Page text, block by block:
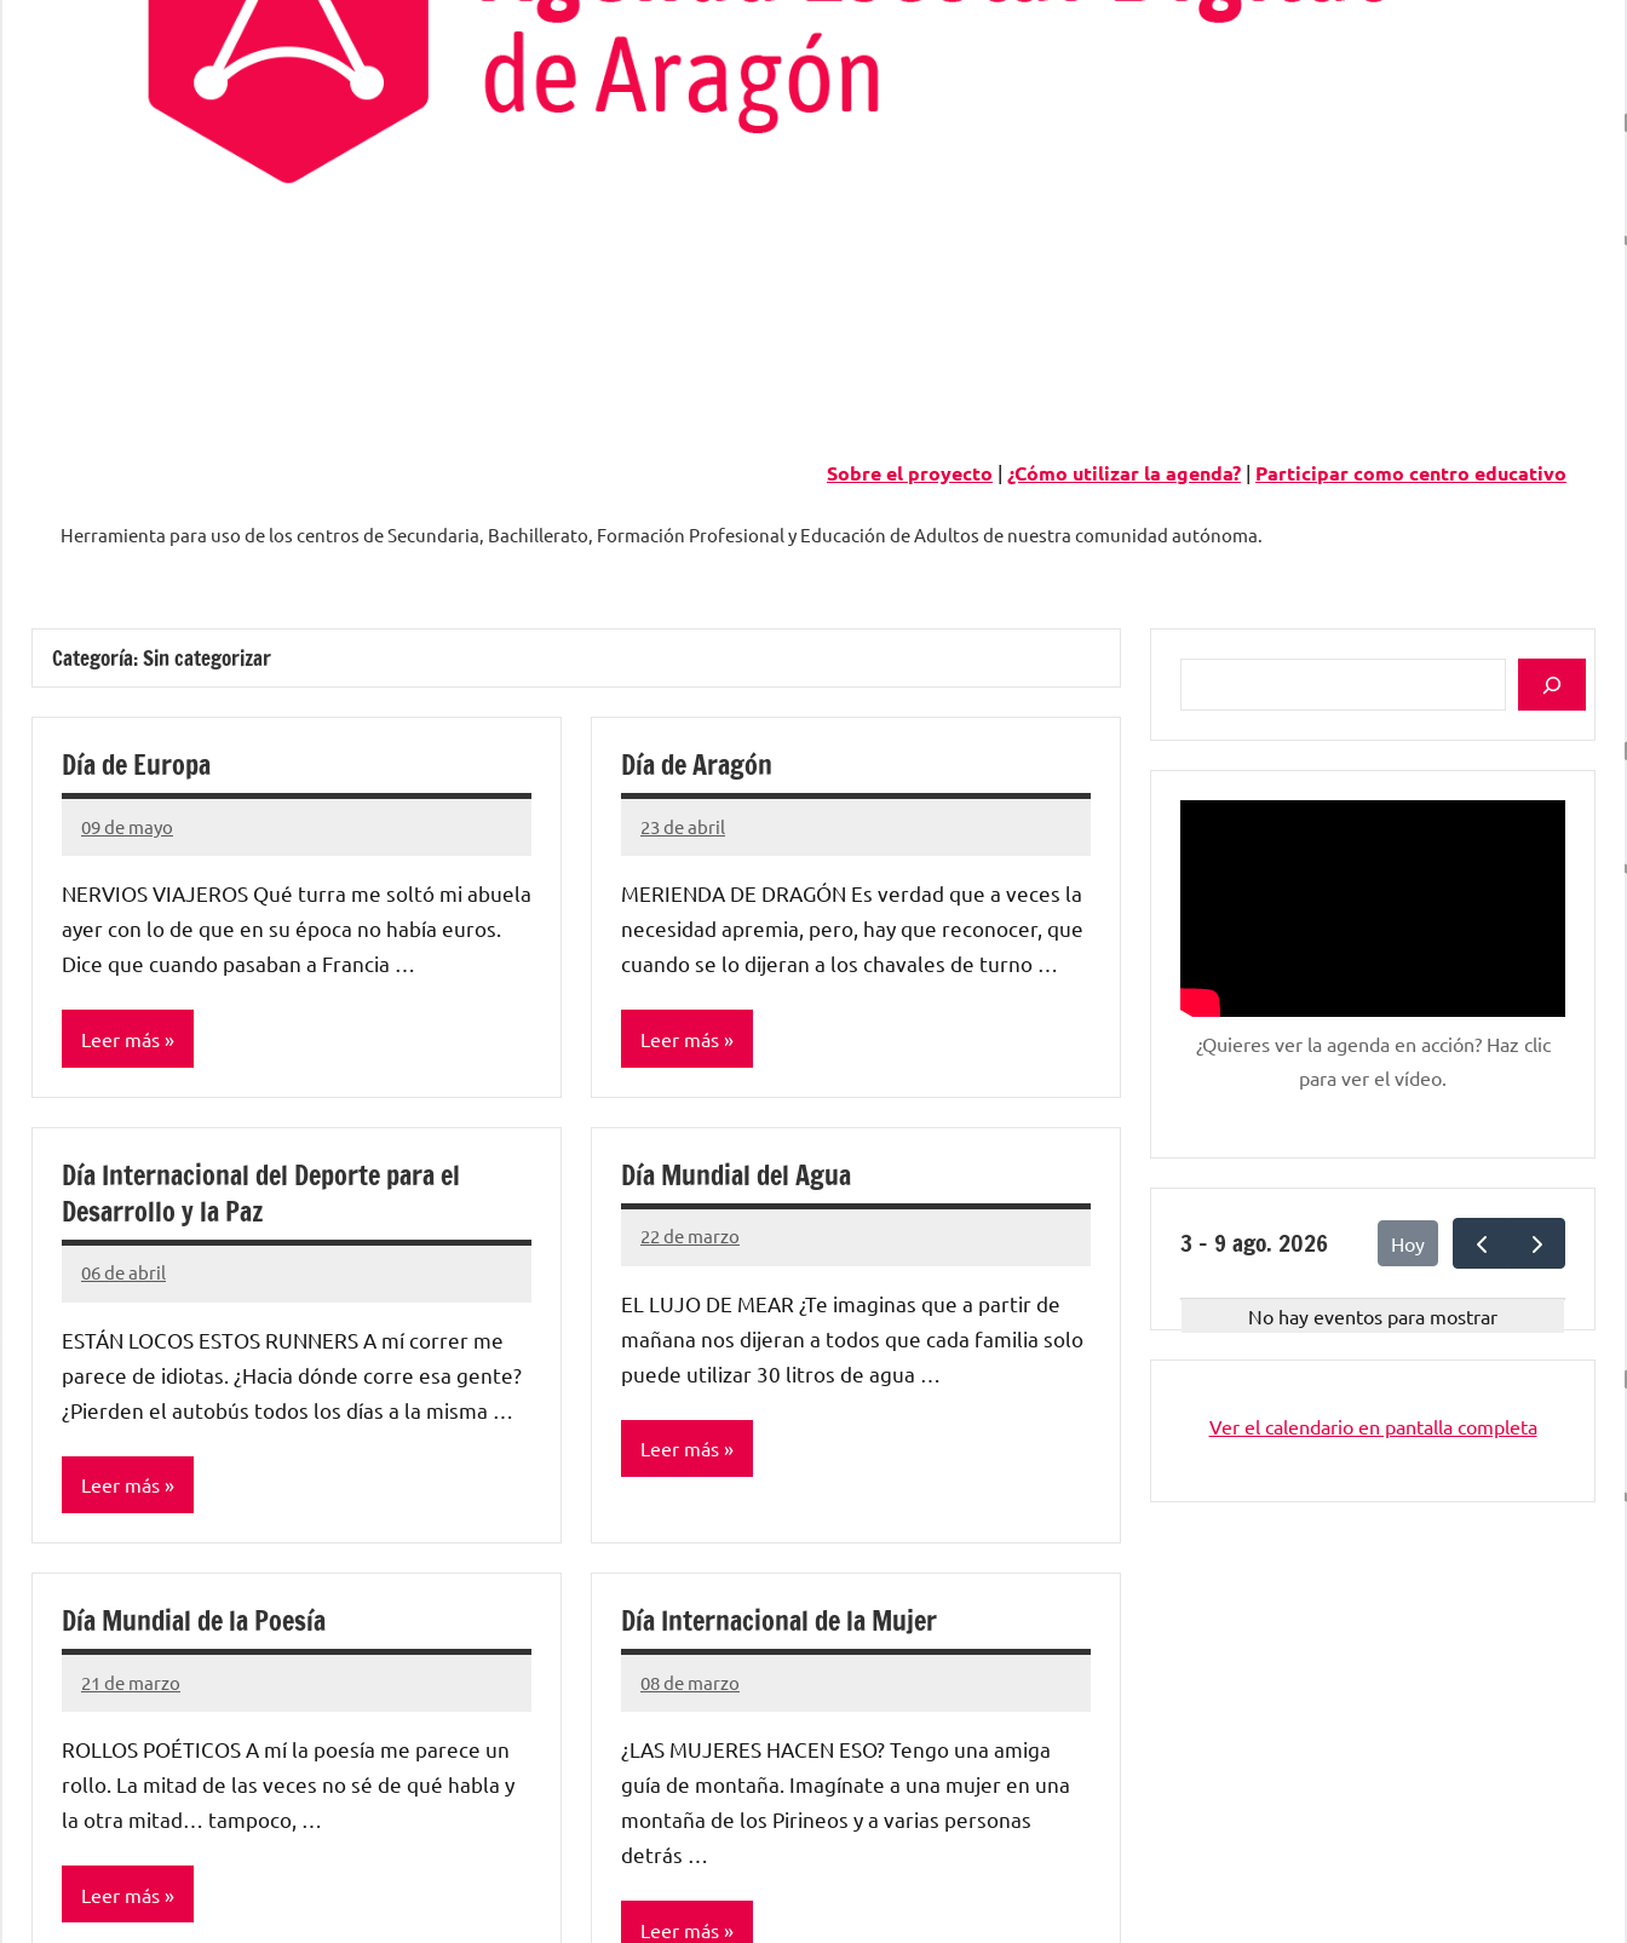
Sobre el proyecto | ¿Cómo utilizar la agenda? | Participar como centro educativo
Agenda
escolar
digital
de
Aragón
Herramienta para uso de los centros de Secundaria, Bachillerato, Formación Profesional y Educación de Adultos de nuestra comunidad autónoma.
Categoría:Sin categorizar
Día de Europa
09 de mayo
Santiago
Subirá
NERVIOS VIAJEROS Qué turra me soltó mi abuela
ayer con lo de que en su época no había euros.
Dice que cuando pasaban a Francia …
Leer más
Día de Aragón
23 de abril
Santiago
Subirá
MERIENDA DE DRAGÓN Es verdad que a veces la
necesidad apremia, pero, hay que reconocer, que
cuando se lo dijeran a los chavales de turno …
Leer más
Día Internacional del Deporte para el
Desarrollo y la Paz
06 de abril
Santiago
Subirá
ESTÁN LOCOS ESTOS RUNNERS A mí correr me
parece de idiotas. ¿Hacia dónde corre esa gente?
¿Pierden el autobús todos los días a la misma …
Leer más
Día Mundial del Agua
22 de marzo
Santiago
Subirá
EL LUJO DE MEAR ¿Te imaginas que a partir de
mañana nos dijeran a todos que cada familia solo
puede utilizar 30 litros de agua …
Leer más
Día Mundial de la Poesía
21 de marzo
Santiago
Subirá
ROLLOS POÉTICOS A mí la poesía me parece un
rollo. La mitad de las veces no sé de qué habla y
la otra mitad… tampoco, …
Leer más
Día Internacional de la Mujer
08 de marzo
Santiago
Subirá
¿LAS MUJERES HACEN ESO? Tengo una amiga
guía de montaña. Imagínate a una mujer en una
montaña de los Pirineos y a varias personas
detrás …
Leer más
¿Quieres ver la agenda en acción? Haz clic
para ver el vídeo.
3 – 9 ago. 2026 Hoy
No hay eventos para mostrar
Ver el calendario en pantalla completa